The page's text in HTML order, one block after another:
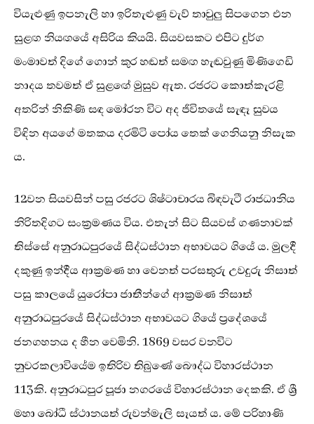
වියැළුණු ඉපනැලි හා ඉරිතැළුණු වැව් තාවුලු සිපගෙන එන
සුළඟ නියඟයේ අසිරිය කියයි. සියවසකට එපිට දුර්ග
මංමාවත් දිගේ ගොන් කුර හඬත් සමඟ හැඬවුණු මිණිගෙඩි
නාදය තවමත් ඒ සුළඟේ මුසුව ඇත. රජරට කොත්කැරළි
අතරින් නිකිණි සඳ මෝරන විට අද ජීවිතයේ සැඳෑ සුවය
විඳින අයගේ මතකය දරමිටි පෝය තෙක් ගෙනියනු නිසැක
ය.
12වන සියවසින් පසු රජරට ශිෂ්ටාචාරය බිඳවැටී රාජධානිය
නිරිතදිගට සංක්‍රමණය විය. එතැන් සිට සියවස් ගණනාවක්
තිස්සේ අනුරාධපුරයේ සිද්ධස්ථාන අභාවයට ගියේ ය. මුලදී
දකුණු ඉන්දීය ආක්‍රමණ හා වෙනත් පරසතුරු උවදුරු නිසාත්
පසු කාලයේ යුරෝපා ජාතීන්ගේ ආක්‍රමණ නිසාත්
අනුරාධපුරයේ සිද්ධස්ථාන අභාවයට ගියේ ප්‍රදේශයේ
ජනගහනය ද හීන වෙමිනි. 1869 වසර වනවිට
නුවරකලාවියේම ඉතිරිව තිබුණේ බෞද්ධ විහාරස්ථාන
113කි. අනුරාධපුර පූජා නගරයේ විහාරස්ථාන දෙකකි. ඒ ශ්‍රී
මහා බෝධී ස්ථානයත් රුවන්මැලි සෑයත් ය. මේ පරිහාණි